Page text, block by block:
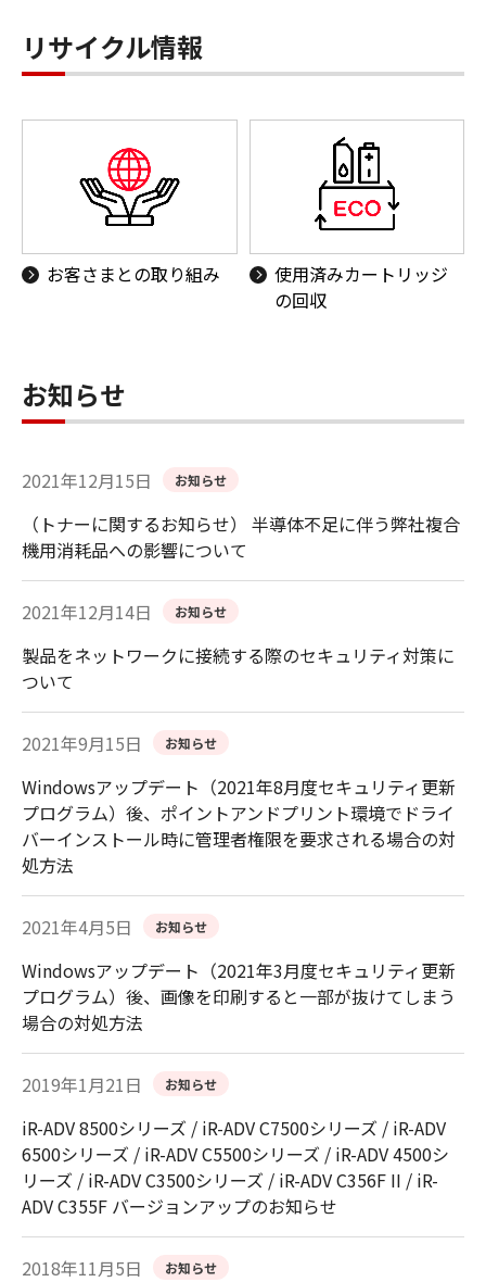
リサイクル情報
お客さまとの取り組み
使用済みカートリッジ
の回収
お知らせ
2021年12月15日 お知らせ
（トナーに関するお知らせ） 半導体不足に伴う弊社複合
機用消耗品への影響について
2021年12月14日 お知らせ
製品をネットワークに接続する際のセキュリティ対策に
ついて
2021年9月15日 お知らせ
Windowsアップデート（2021年8月度セキュリティ更新
プログラム）後、ポイントアンドプリント環境でドライ
バーインストール時に管理者権限を要求される場合の対
処方法
2021年4月5日 お知らせ
Windowsアップデート（2021年3月度セキュリティ更新
プログラム）後、画像を印刷すると一部が抜けてしまう
場合の対処方法
2019年1月21日 お知らせ
iR-ADV 8500シリーズ / iR-ADV C7500シリーズ / iR-ADV
6500シリーズ / iR-ADV C5500シリーズ / iR-ADV 4500シ
リーズ / iR-ADV C3500シリーズ / iR-ADV C356F II / iR-
ADV C355F バージョンアップのお知らせ
2018年11月5日 お知らせ